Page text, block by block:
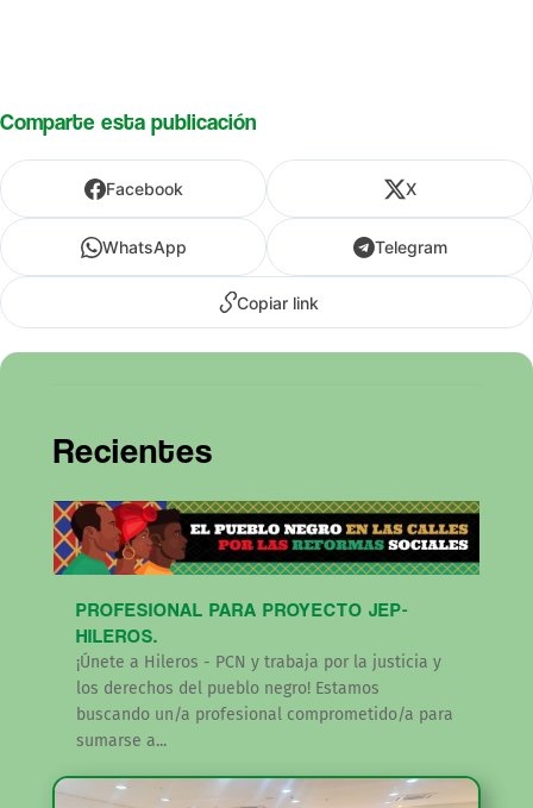
Comparte esta publicación
Facebook X
WhatsApp Telegram
Copiar link
Recientes
PROFESIONAL PARA PROYECTO JEP-
HILEROS.
¡Únete a Hileros - PCN y trabaja por la justicia y
los derechos del pueblo negro! Estamos
buscando un/a profesional comprometido/a para
sumarse a...